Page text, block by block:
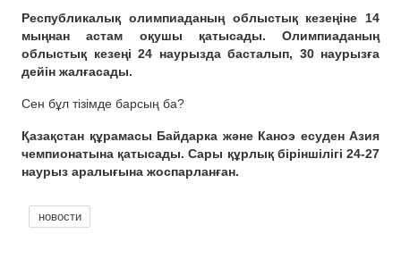
Республикалық олимпиаданың облыстық кезеңіне 14
мыңнан астам оқушы қатысады. Олимпиаданың
облыстық кезеңі 24 наурызда басталып, 30 наурызға
дейін жалғасады.
Сен бұл тізімде барсың ба?
Қазақстан құрамасы Байдарка және Каноэ есуден Азия
чемпионатына қатысады. Сары құрлық біріншілігі 24-27
наурыз аралығына жоспарланған.
новости